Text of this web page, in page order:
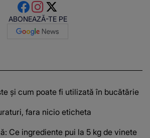
ABONEAZĂ-TE PE
și cum poate fi utilizată în bucătărie
fara nicio eticheta
Ce ingrediente pui la 5 kg de vinete